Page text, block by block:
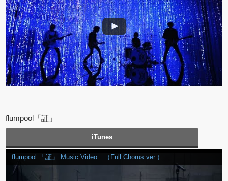
flumpool「証」
iTunes
flumpool 「証」 Music Video （Full Chorus ver.）